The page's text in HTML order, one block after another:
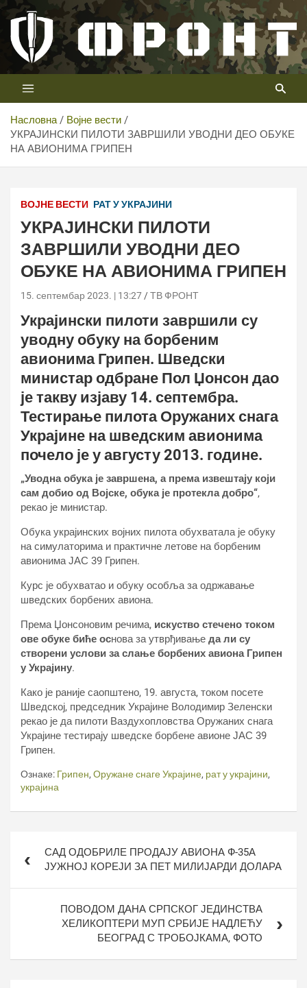
Скип
цонтент
Телевизија ФРОНТ
Први војни канал у Србији
Насловна
Војне вести
УКРАЈИНСКИ ПИЛОТИ ЗАВРШИЛИ УВОДНИ ДЕО ОБУКЕ
НА АВИОНИМА ГРИПЕН
ВОЈНЕ ВЕСТИ РАТ У УКРАЈИНИ
УКРАЈИНСКИ ПИЛОТИ
ЗАВРШИЛИ УВОДНИ ДЕО
ОБУКЕ НА АВИОНИМА ГРИПЕН
15. септембар 2023. | 13:27 ТВ ФРОНТ
Украјински пилоти завршили су
уводну обуку на борбеним
авионима Грипен. Шведски
министар одбране Пол Џонсон дао
је такву изјаву 14. септембра.
Тестирање пилота Оружаних снага
Украјине на шведским авионима
почело је у августу 2013. године.
„Уводна обука је завршена, а према извештају који
сам добио од Војске, обука је протекла добро“,
рекао је министар.
Обука украјинских војних пилота обухватала је обуку
на симулаторима и практичне летове на борбеним
авионима ЈАС 39 Грипен.
Курс је обухватао и обуку особља за одржавање
шведских борбених авиона.
Према Џонсоновим речима, искуство стечено током
ове обуке биће основа за утврђивање да ли су
створени услови за слање борбених авиона Грипен
у Украјину.
Како је раније саопштено, 19. августа, током посете
Шведској, председник Украјине Володимир Зеленски
рекао је да пилоти Ваздухопловства Оружаних снага
Украјине тестирају шведске борбене авионе ЈАС 39
Грипен.
Ознаке: Грипен, Оружане снаге Украјине, рат у украјини,
украјина
чланкаСАД ОДОБРИЛЕ ПРОДАЈУ АВИОНА Ф-35А
ЈУЖНОЈ КОРЕЈИ ЗА ПЕТ МИЛИЈАРДИ ДОЛАРА
ПОВОДОМ ДАНА СРПСКОГ ЈЕДИНСТВА
ХЕЛИКОПТЕРИ МУП СРБИЈЕ НАДЛЕЋУ
БЕОГРАД С ТРОБОЈКАМА, ФОТО